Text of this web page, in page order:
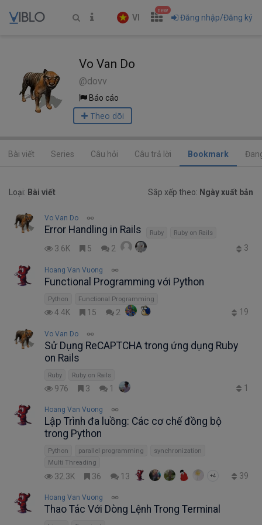
VI
new
Đăng nhập/Đăng ký
Vo Van Do
@dovv
Báo cáo
Theo dõi
Bài viết Series Câu hỏi Câu trả lời Bookmark
Loại: Bài viết Sắp xếp theo: Ngày xuất bản
Vo Van Do
Error Handling in Rails Ruby Ruby on Rails
3.6K 5 2 3
Hoang Van Vuong
Functional Programming với Python
Python Functional Programming
4.4K 15 2 19
Vo Van Do
Sử Dụng ReCAPTCHA trong ứng dụng Ruby
on Rails
Ruby Ruby on Rails
976 3 1 1
Hoang Van Vuong
Lập Trình đa luồng: Các cơ chế đồng bộ
trong Python
Python parallel programming
synchronization
Multi Threading
32.3K 36 13 +4 39
Hoang Van Vuong
Thao Tác Với Dòng Lệnh Trong Terminal